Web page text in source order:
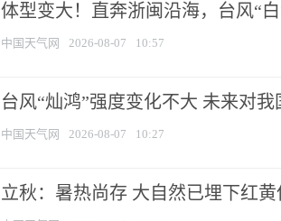
体型变大！直奔浙闽沿海，台风“
中国天气网 2026-08-07 10:57
台风“灿鸿”强度变化不大 未来对我
中国天气网 2026-08-07 10:27
立秋：暑热尚存 大自然已埋下红黄